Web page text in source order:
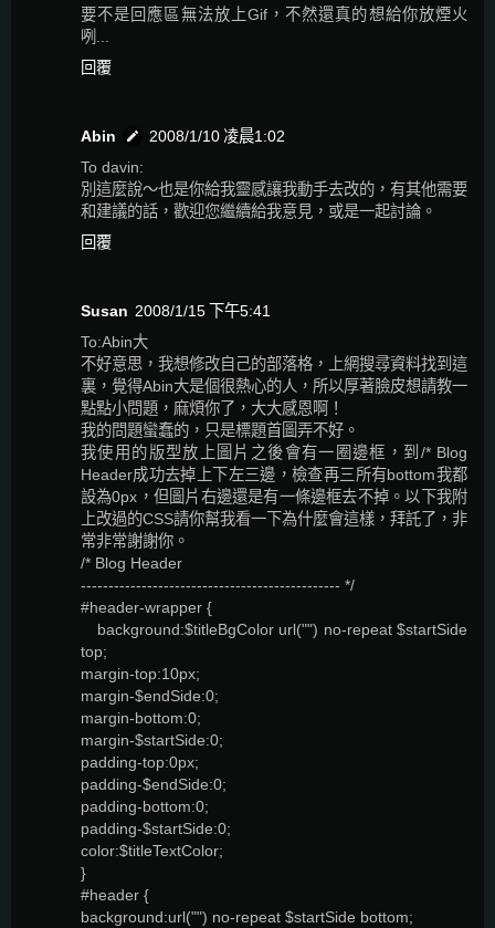
要不是回應區無法放上Gif，不然還真的想給你放煙火
咧...
回覆
Abin
2008/1/10 凌晨1:02
To davin:
別這麼說～也是你給我靈感讓我動手去改的，有其他需要
和建議的話，歡迎您繼續給我意見，或是一起討論。
回覆
Susan 2008/1/15 下午5:41
To:Abin大
不好意思，我想修改自己的部落格，上網搜尋資料找到這
裏，覺得Abin大是個很熱心的人，所以厚著臉皮想請教一
點點小問題，麻煩你了，大大感恩啊！
我的問題蠻蠢的，只是標題首圖弄不好。
我使用的版型放上圖片之後會有一圈邊框，到/* Blog
Header成功去掉上下左三邊，檢查再三所有bottom我都
設為0px，但圖片右邊還是有一條邊框去不掉。以下我附
上改過的CSS請你幫我看一下為什麼會這樣，拜託了，非
常非常謝謝你。
/* Blog Header
----------------------------------------------- */
#header-wrapper {
background:$titleBgColor url("") no-repeat $startSide
top;
margin-top:10px;
margin-$endSide:0;
margin-bottom:0;
margin-$startSide:0;
padding-top:0px;
padding-$endSide:0;
padding-bottom:0;
padding-$startSide:0;
color:$titleTextColor;
}
#header {
background:url("") no-repeat $startSide bottom;